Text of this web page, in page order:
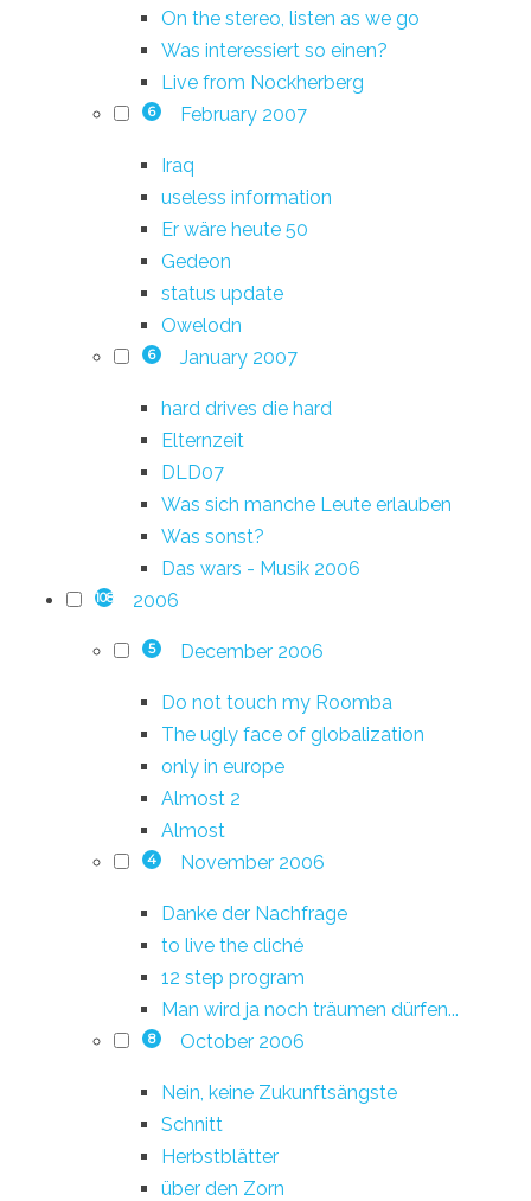
On the stereo, listen as we go
Was interessiert so einen?
Live from Nockherberg
6 February 2007
Iraq
useless information
Er wäre heute 50
Gedeon
status update
Owelodn
6 January 2007
hard drives die hard
Elternzeit
DLD07
Was sich manche Leute erlauben
Was sonst?
Das wars - Musik 2006
108 2006
5 December 2006
Do not touch my Roomba
The ugly face of globalization
only in europe
Almost 2
Almost
4 November 2006
Danke der Nachfrage
to live the cliché
12 step program
Man wird ja noch träumen dürfen...
8 October 2006
Nein, keine Zukunftsängste
Schnitt
Herbstblätter
über den Zorn